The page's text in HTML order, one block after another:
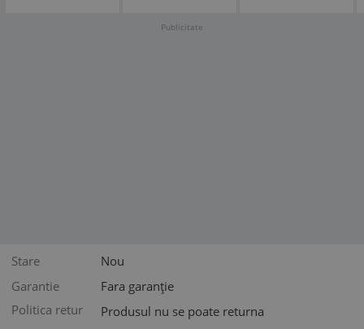
Publicitate
Stare
Nou
Garantie
Fara garanție
Politica retur
Produsul nu se poate returna